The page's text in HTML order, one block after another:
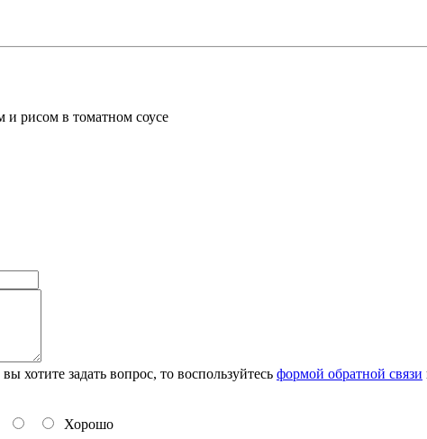
рисом в томатном соусе
хотите задать вопрос, то воспользуйтесь формой обратной связи
Хорошо